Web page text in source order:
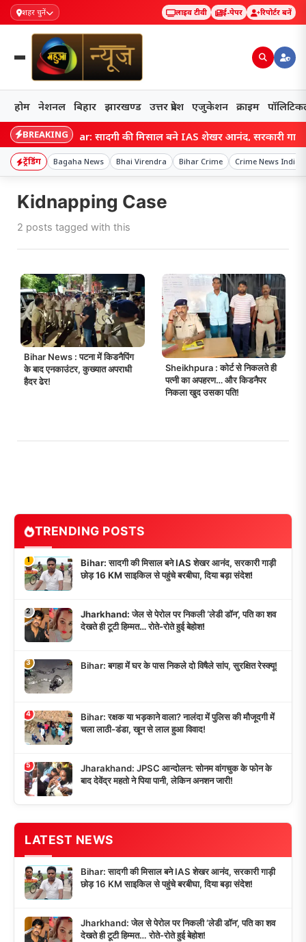
शहर चुनें लाइव टीवी ई-पेपर रिपोर्टर बनें
होम नेशनल बिहार झारखण्ड उत्तर प्रदेश एजुकेशन क्राइम
BREAKINGBihar: सादगी की मिसाल बने IAS शेखर आनंद, सरकारी गाड़ी
ट्रेंडिंग Bagaha News Bhai Virendra Bihar Crime Crime News India
Kidnapping Case
2 posts tagged with this
Bihar News : पटना में किडनैपिंग
के बाद एनकाउंटर, कुख्यात अपराधी
हैदर ढेर!
Sheikhpura : कोर्ट से निकलते ही
पत्नी का अपहरण… और किडनैपर
निकला खुद उसका पति!
TRENDING POSTS
1
Bihar: सादगी की मिसाल बने IAS शेखर आनंद, सरकारी गाड़ी
छोड़ 16 KM साइकिल से पहुंचे बरबीघा, दिया बड़ा संदेश!
2
Jharkhand: जेल से पेरोल पर निकली ‘लेडी डॉन’, पति का शव
देखते ही टूटी हिम्मत… रोते-रोते हुई बेहोश!
3 Bihar: बगहा में घर के पास निकले दो विषैले सांप, सुरक्षित रेस्क्यू!
4
Bihar: रक्षक या भड़काने वाला? नालंदा में पुलिस की मौजूदगी में
चला लाठी-डंडा, खून से लाल हुआ विवाद!
5
Jharakhand: JPSC आन्दोलन: सोनम वांगचुक के फोन के
बाद देवेंद्र महतो ने पिया पानी, लेकिन अनशन जारी!
LATEST NEWS
Bihar: सादगी की मिसाल बने IAS शेखर आनंद, सरकारी गाड़ी
छोड़ 16 KM साइकिल से पहुंचे बरबीघा, दिया बड़ा संदेश!
Jharkhand: जेल से पेरोल पर निकली ‘लेडी डॉन’, पति का शव
देखते ही टूटी हिम्मत… रोते-रोते हुई बेहोश!